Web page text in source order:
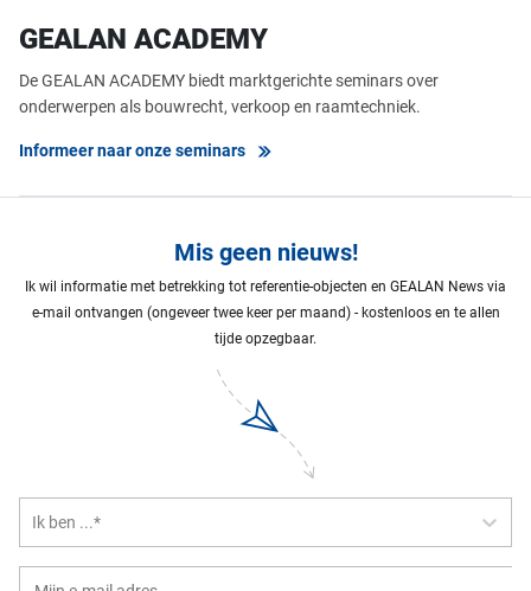
GEALAN ACADEMY
De GEALAN ACADEMY biedt marktgerichte seminars over
onderwerpen als bouwrecht, verkoop en raamtechniek.
Informeer naar onze seminars
Mis geen nieuws!
Ik wil informatie met betrekking tot referentie-objecten en GEALAN News via
e-mail ontvangen (ongeveer twee keer per maand) - kostenloos en te allen
tijde opzegbaar.
Ik ben ...*